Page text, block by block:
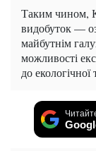
Таким чином,
видобуток —
майбутнім
можливості
до